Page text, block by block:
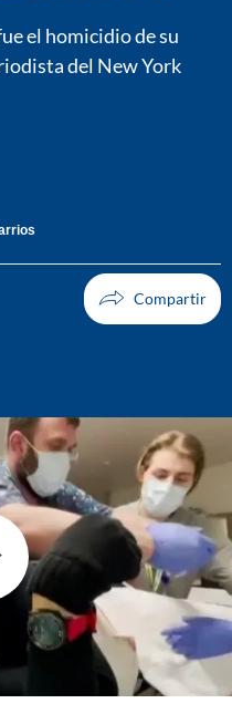
el homicidio de su
del New York